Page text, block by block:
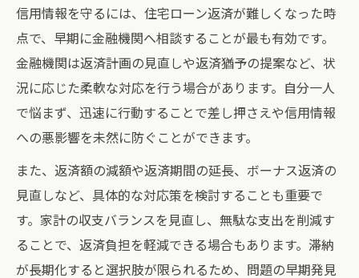
信用情報を守るには、住宅ローン返済が難しくなった時
点で、早期に金融機関へ相談することが最も有効です。
金融機関は返済計画の見直しや返済猶予の提案など、状
況に応じた柔軟な対応を行う場合があります。自分一人
で悩まず、迅速に行動することで差し押さえや信用情報
への悪影響を未然に防ぐことができます。
また、返済額の減額や返済期間の延長、ボーナス返済の
見直しなど、具体的な対応策を検討することも重要で
す。家計の収支バランスを見直し、無駄な支出を削減す
ることで、返済負担を軽減できる場合もあります。滞納
が長期化すると選択肢が限られるため、問題の早期発見